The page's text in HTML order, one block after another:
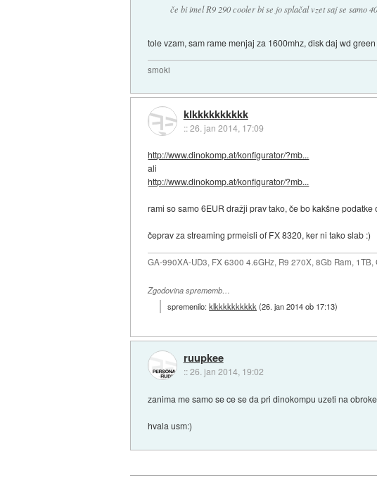
če bi imel R9 290 cooler bi se jo splačal vzet saj se samo
tole vzam, sam rame menjaj za 1600mhz, disk daj wd
smoki
klkkkkkkkkkk
::26. jan 2014, 17:09
http://www.dinokomp.at/konfigurator/?mb...
ali
http://www.dinokomp.at/konfigurator/?mb...
rami so samo 6EUR dražji prav tako, če bo kakšne
čeprav za streaming prmeisli of FX 8320, ker ni tako slab :)
GA-990XA-UD3, FX 6300 4.6GHz, R9 270X, 8Gb Ram, 1TB,
Zgodovina sprememb…
spremenilo:klkkkkkkkkkk (26. jan 2014 ob 17:13)
ruupkee
::26. jan 2014, 19:02
zanima me samo se ce se da pri dinokompu uzeti na
hvala usm:)